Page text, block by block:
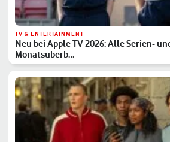
TV & ENTERTAINMENT
Neu bei Apple TV 2026: Alle Serien-
Monatsüberb…